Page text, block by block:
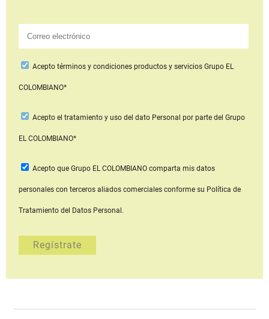
Aceptotérminos y condiciones productos y serviciosGrupo EL
COLOMBIANO*
Acepto el tratamiento y uso del dato Personal por parte del Grupo
EL COLOMBIANO*
Acepto que Grupo EL COLOMBIANOcomparta mis datos
personales con terceros aliados comerciales conforme su Política de
Tratamiento del Datos Personal.